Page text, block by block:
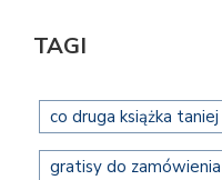
TAGI
co druga książka taniej
gratisy do zamówienia